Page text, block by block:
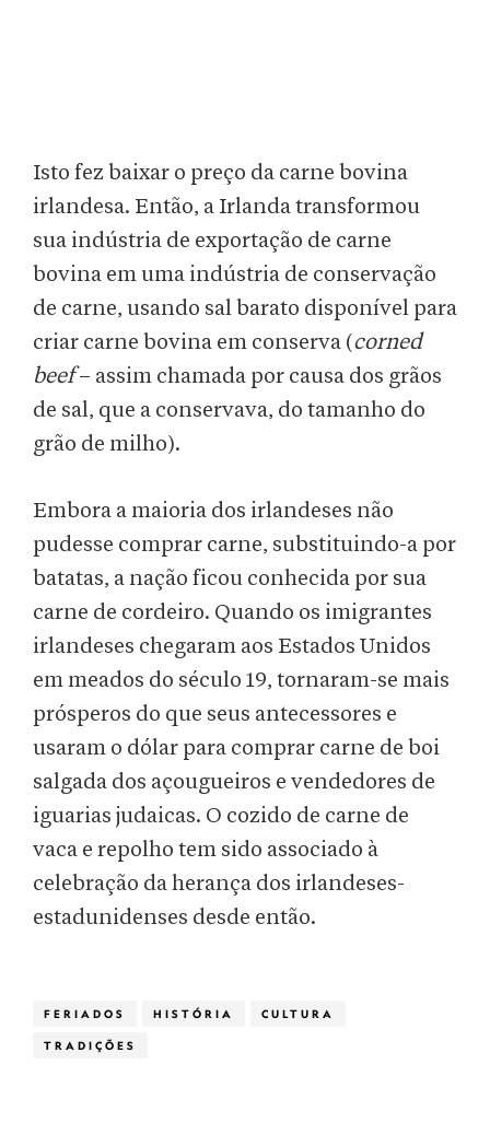
Isto fez baixar o preço da carne bovina
irlandesa. Então, a Irlanda transformou
sua indústria de exportação de carne
bovina em uma indústria de conservação
de carne, usando sal barato disponível para
criar carne bovina em conserva (corned
beef– assim chamada por causa dos grãos
de sal, que a conservava, do tamanho do
grão de milho).
Embora a maioria dos irlandeses não
pudesse comprar carne, substituindo-a por
batatas, a nação ficou conhecida por sua
carne de cordeiro. Quando os imigrantes
irlandeses chegaram aos Estados Unidos
em meados do século 19, tornaram-se mais
prósperos do que seus antecessores e
usaram o dólar para comprar carne de boi
salgada dos açougueiros e vendedores de
iguarias judaicas. O cozido de carne de
vaca e repolho tem sido associado à
celebração da herança dos irlandeses-
estadunidenses desde então.
FERIADOS HISTÓRIA CULTURA
TRADIÇÕES